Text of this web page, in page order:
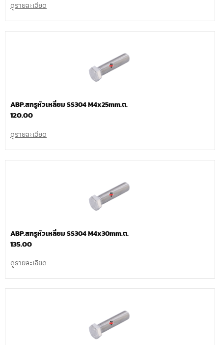
ดูรายละเอียด
ABP.สกรูหัวเหลี่ยม SS304 M4x25mm.ต.
120.00
ดูรายละเอียด
ABP.สกรูหัวเหลี่ยม SS304 M4x30mm.ต.
135.00
ดูรายละเอียด